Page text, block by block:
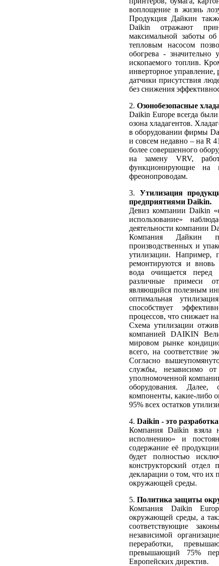
воплощение в жизнь
Продукция Дайкин
Daikin отражают
максимальной заботы
тепловым насосом
обогрева -
ископаемого топлив.
инверторное
датчики присутствия
без снижения
2. Озонобезопасные
Daikin Europe всегда
озона хладагентов.
в оборудовании фирмы
и совсем недавно – на R
более совершенного
на замену VRV,
функционирующие на
фреонопроводам.
3. Утилизация
предприятиями Daikin.
Девиз компании Daikin
использование»
деятельности компании
Компания Дайкин
производственных и
утилизации. Например,
ремонтируются и вновь
вода очищается
различные примеси
являющийся полезным
оптимальная
способствует
процессов, что снижает
Схема утилизации
компанией DAIKIN
мировом рынке
всего, на соответствие
Согласно
службы, независимо от
уполномоченной
оборудования. Далее,
компоненты, какие-либо
95% всех остатков
4. Daikin - это
Компания Daikin взяла
исполнению» и
содержание её
будет полностью
конструкторский отдел
декларации о том, что их
окружающей среды.
5. Политика защиты
Компания Daikin
окружающей среды, а
соответствующие
независимой
переработки,
превышающий 75%
Европейских директив.